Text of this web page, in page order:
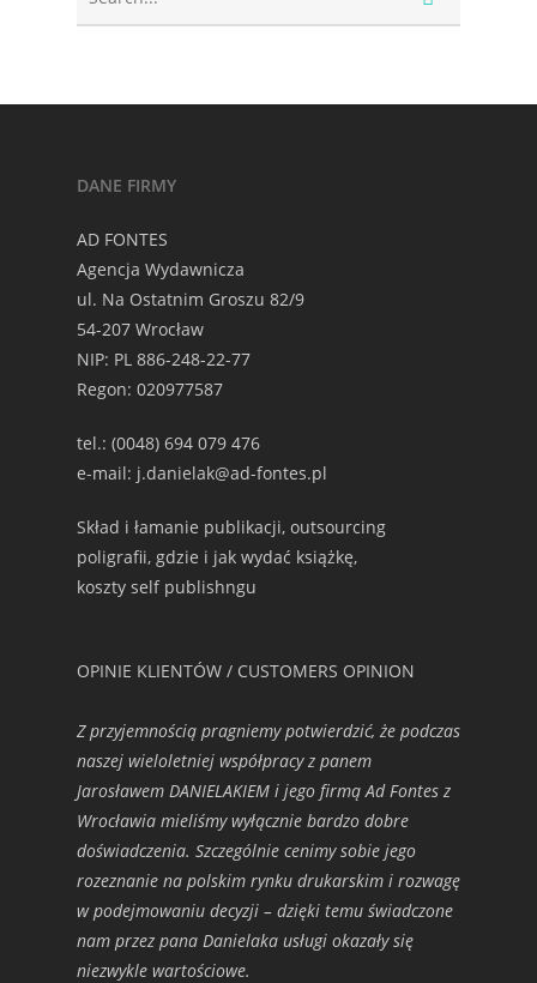
DANE FIRMY
AD FONTES
Agencja Wydawnicza
ul. Na Ostatnim Groszu 82/9
54-207 Wrocław
NIP: PL 886-248-22-77
Regon: 020977587
tel.: (0048) 694 079 476
e-mail: j.danielak@ad-fontes.pl
Skład i łamanie publikacji, outsourcing
poligrafii, gdzie i jak wydać książkę,
koszty self publishngu
OPINIE KLIENTÓW / CUSTOMERS OPINION
Z przyjemnością pragniemy potwierdzić, że podczas
naszej wieloletniej współpracy z panem
Jarosławem DANIELAKIEM i jego firmą Ad Fontes z
Wrocławia mieliśmy wyłącznie bardzo dobre
doświadczenia. Szczególnie cenimy sobie jego
rozeznanie na polskim rynku drukarskim i rozwagę
w podejmowaniu decyzji – dzięki temu świadczone
nam przez pana Danielaka usługi okazały się
niezwykle wartościowe.